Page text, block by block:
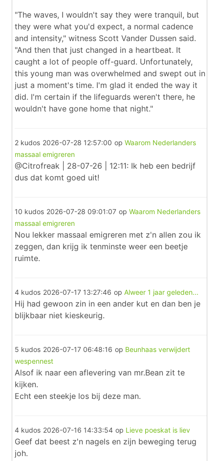
"The waves, I wouldn't say they were tranquil, but
they were what you'd expect, a normal cadence
and intensity," witness Scott Vander Dussen said.
"And then that just changed in a heartbeat. It
caught a lot of people off-guard. Unfortunately,
this young man was overwhelmed and swept out in
just a moment's time. I'm glad it ended the way it
did. I'm certain if the lifeguards weren't there, he
wouldn't have gone home that night."
2 kudos 2026-07-28 12:57:00 op Waarom Nederlanders
massaal emigreren
@Citrofreak | 28-07-26 | 12:11: Ik heb een bedrijf
dus dat komt goed uit!
10 kudos 2026-07-28 09:01:07 op Waarom Nederlanders
massaal emigreren
Nou lekker massaal emigreren met z'n allen zou ik
zeggen, dan krijg ik tenminste weer een beetje
ruimte.
4 kudos 2026-07-17 13:27:46 op Alweer 1 jaar geleden...
Hij had gewoon zin in een ander kut en dan ben je
blijkbaar niet kieskeurig.
5 kudos 2026-07-17 06:48:16 op Beunhaas verwijdert
wespennest
Alsof ik naar een aflevering van mr.Bean zit te
kijken.
Echt een steekje los bij deze man.
4 kudos 2026-07-16 14:33:54 op Lieve poeskat is liev
Geef dat beest z'n nagels en zijn beweging terug
joh.